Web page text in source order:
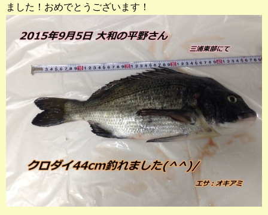
ました！おめでとうございます！
過去の釣果ランキング
ブログ・釣行記
スタッフブログ
店長釣行記
スタッフ釣行記
釣果投稿フォーム
お問い合わせ